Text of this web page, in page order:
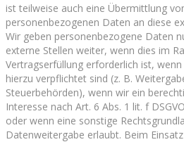
ist teilweise auch eine Übermittlung
personenbezogenen Daten an diese
Wir geben personenbezogene Daten
externe Stellen weiter, wenn dies im
Vertragserfüllung erforderlich ist,
hierzu verpflichtet sind (z. B.
Steuerbehörden), wenn wir ein
Interesse nach Art. 6 Abs. 1 lit. f
oder wenn eine sonstige
Datenweitergabe erlaubt. Beim